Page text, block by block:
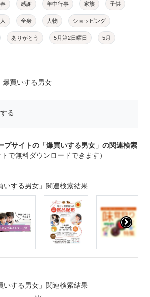
春 感謝 年中行事 家族 子供
全身 人物 ショッピング
ありがとう 5月第2日曜日 5月
爆買いする男女
る
プサイトの「爆買いする男女」の関連検索
トで無料ダウンロードできます）
いする男女」関連検索結果
いする男女」関連検索結果